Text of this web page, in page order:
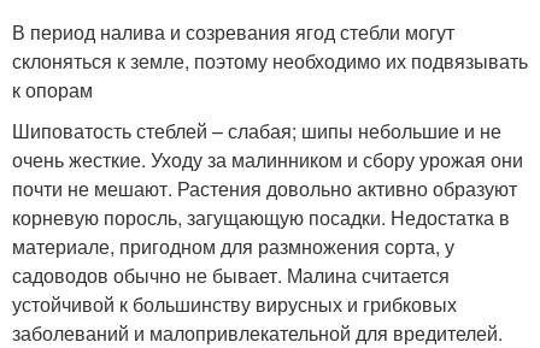
В период налива и созревания ягод стебли могут
склоняться к земле, поэтому необходимо их подвязывать
к опорам
Шиповатость стеблей – слабая; шипы небольшие и не
очень жесткие. Уходу за малинником и сбору урожая они
почти не мешают. Растения довольно активно образуют
корневую поросль, загущающую посадки. Недостатка в
материале, пригодном для размножения сорта, у
садоводов обычно не бывает. Малина считается
устойчивой к большинству вирусных и грибковых
заболеваний и малопривлекательной для вредителей.